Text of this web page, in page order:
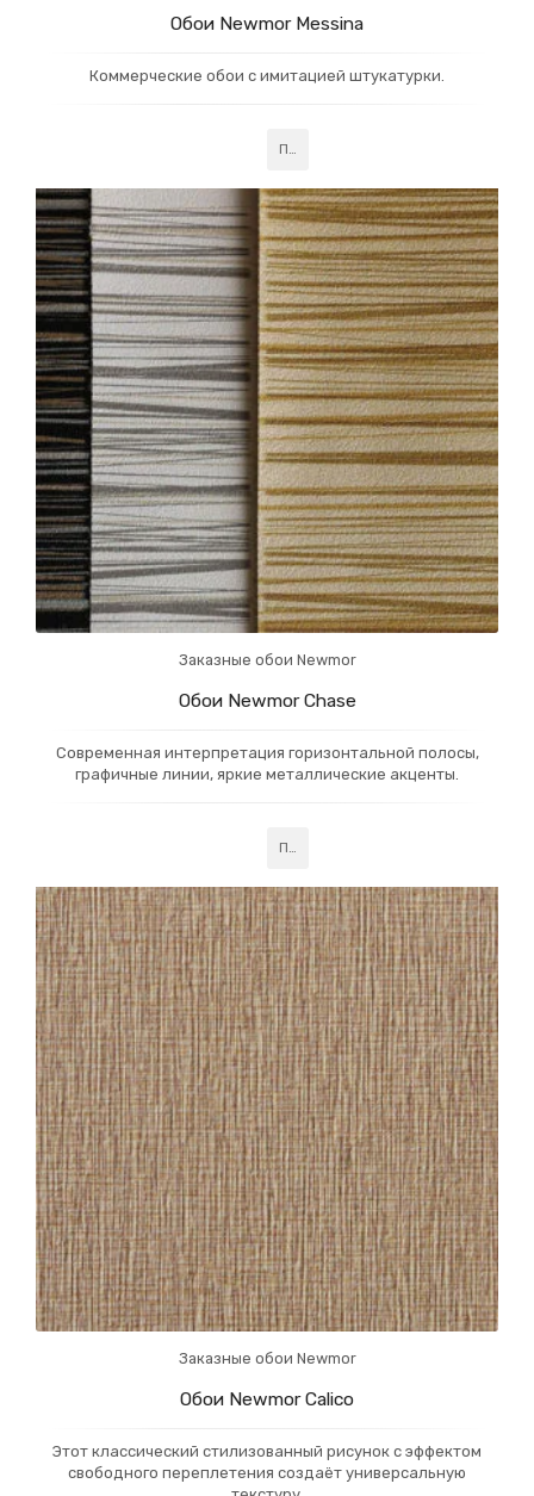
Обои Newmor Messina
Коммерческие обои с имитацией штукатурки.
Заказные обои Newmor
Обои Newmor Chase
Современная интерпретация горизонтальной полосы,
графичные линии, яркие металлические акценты.
Заказные обои Newmor
Обои Newmor Calico
Этот классический стилизованный рисунок с эффектом
свободного переплетения создаёт универсальную